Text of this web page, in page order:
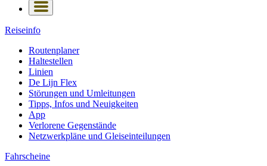
Reiseinfo
Routenplaner
Haltestellen
Linien
De Lijn Flex
Störungen und Umleitungen
Tipps, Infos und Neuigkeiten
App
Verlorene Gegenstände
Netzwerkpläne und Gleiseinteilungen
Fahrscheine